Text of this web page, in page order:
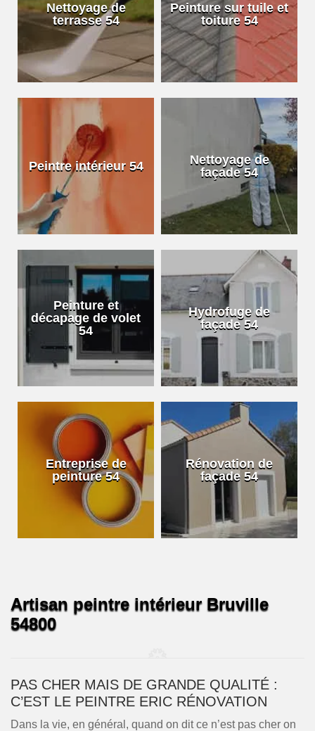
Nettoyage de
terrasse 54
Peinture sur tuile et
toiture 54
Peintre intérieur 54
Nettoyage de
façade 54
Peinture et
décapage de volet
54
Hydrofuge de
façade 54
Entreprise de
peinture 54
Rénovation de
façade 54
Artisan peintre intérieur Bruville
54800
PAS CHER MAIS DE GRANDE QUALITÉ :
C’EST LE PEINTRE ERIC RÉNOVATION
Dans la vie, en général, quand on dit ce n’est pas cher on